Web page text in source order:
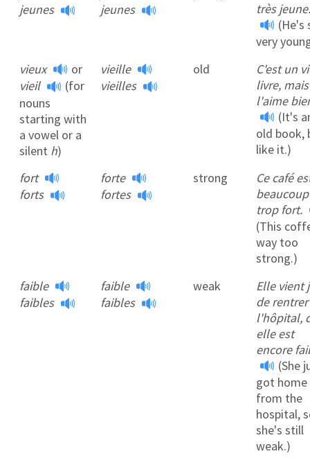
jeunes
jeunes
très jeune.
(He's
very
vieux
or
vieil
(for
nouns
starting with
a vowel or a
silent h)
vieille
vieilles
old
C'est un
livre,
l'aime
(It's
old book,
like it.)
fort
forts
forte
fortes
strong
Ce café
beaucoup
trop fort.
(This
way too
strong.)
faible
faibles
faible
faibles
weak
Elle vient
de
l'hôpital,
elle est
encore
(She
got home
from the
hospital,
she's still
weak.)